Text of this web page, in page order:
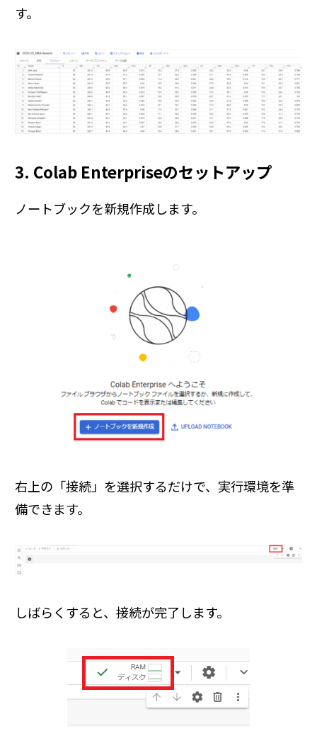
す。
3. Colab Enterpriseのセットアップ
ノートブックを新規作成します。
右上の「接続」を選択するだけで、実行環境を準
備できます。
しばらくすると、接続が完了します。